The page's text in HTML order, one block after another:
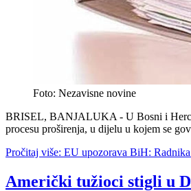
Foto: Nezavisne novine
BRISEL, BANJALUKA - U Bosni i
procesu proširenja, u dijelu u kojem se
Pročitaj više: EU upozorava BiH:
Američki tužioci stigli u